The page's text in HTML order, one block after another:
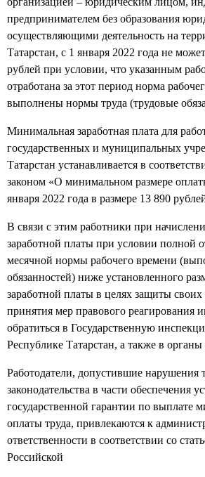
предпринимателем без образования
осуществляющими деятельность на
Татарстан, с 1 января 2022 года не
рублей при условии, что указанным
отработана за этот период норма
выполнены нормы труда (трудовые
Минимальная заработная плата для
государственных и муниципальных
Татарстан устанавливается в
законом «О минимальном размере
января 2022 года в размере 13 890
В связи с этим работники при
заработной платы при условии полной
месячной нормы рабочего времени
обязанностей) ниже установленного
заработной платы в целях защиты
принятия мер правового реагирования
обратиться в Государственную
Республике Татарстан, а также в
Работодатели, допустившие нарушения
законодательства в части обеспечения
государственной гарантии по выплате
оплаты труда, привлекаются к
ответственности в соответствии со
Российской